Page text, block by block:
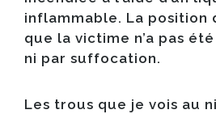
inflammable. La position
que la victime n’a pas
ni par suffocation.
Les trous que je vois au